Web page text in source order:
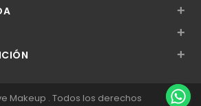
+
+
+
Makeup . Todos los derechos